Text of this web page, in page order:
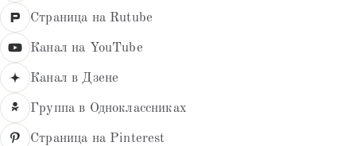
Страница на Rutube
Канал на YouTube
Канал в Дзене
Группа в Одноклассниках
Страница на Pinterest